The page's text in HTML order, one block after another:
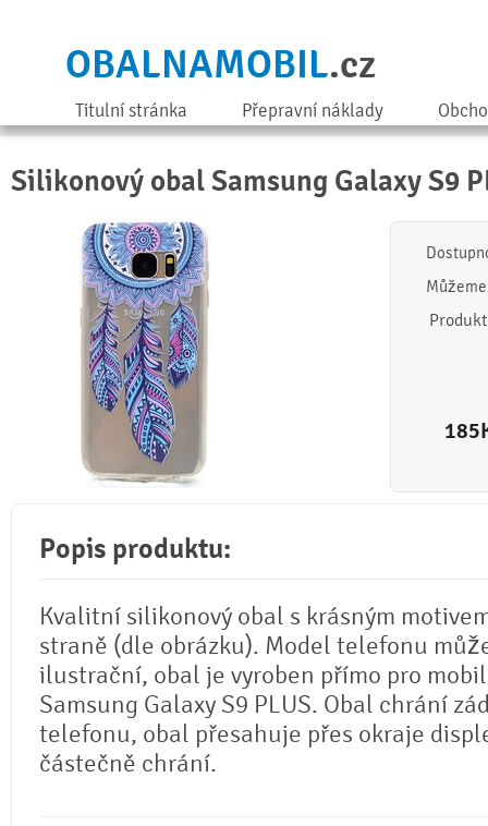
OBALNAMOBIL.cz
Titulní stránka Přepravní náklady
Silikonový obal Samsung Galaxy S9
185
Popis produktu:
Kvalitní silikonový obal s krásným
straně (dle obrázku). Model telefonu
ilustrační, obal je vyroben přímo pro
Samsung Galaxy S9 PLUS. Obal chrání
telefonu, obal přesahuje přes okraje
částečně chrání.